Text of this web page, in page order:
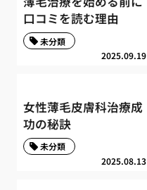
口コミを読む理由
2025.09.19
未分類
女性薄毛皮膚科治療成
功の秘訣
2025.08.13
未分類